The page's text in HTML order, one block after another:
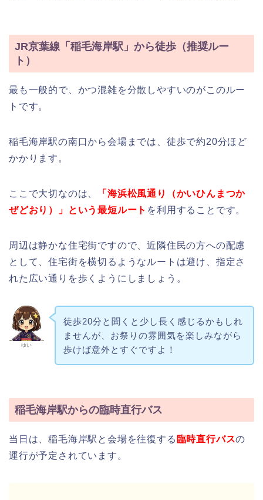
JR京葉線「稲毛海岸駅」から徒歩（推奨ルー
ト）
最も一般的で、かつ混雑を分散しやすいのがこのルー
トです。
稲毛海岸駅の南口から会場までは、徒歩で約20分ほど
かかります。
ここで大切なのは、
「海浜松風通り（かいひんまつか
ぜどおり）」という最短ルート を利用することです。
周辺は静かな住宅街ですので、近隣住民の方への配慮
として、住宅街を横切るようなルートは避け、指定さ
れた広い通りを歩くようにしましょう。
ゆい
徒歩20分と聞くと少し長く感じるかもしれ
ませんが、お祭りの雰囲気を楽しみながら
歩けば意外とすぐですよ！
稲毛海岸駅からの臨時直行バス
当日は、稲毛海岸駅と会場を往復する 臨時直行バスの
運行が予定されています。